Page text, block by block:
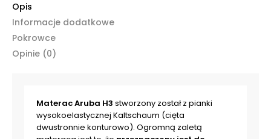
Opis
Informacje dodatkowe
Pokrowce
Opinie (0)
Materac Aruba H3 stworzony został z pianki
wysokoelastycznej Kaltschaum (cięta
dwustronnie konturowo). Ogromną zaletą